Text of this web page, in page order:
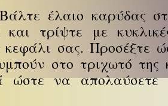
έλαιο καρύδας
τρίψτε με
κεφάλι σας. Προσέξτε
στο τριχωτό της
ώστε να